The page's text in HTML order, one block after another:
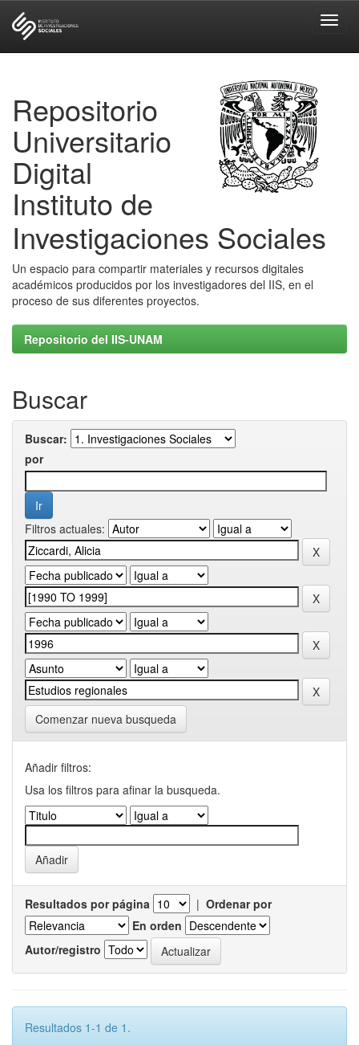
Repositorio
Universitario
Digital
Instituto de
Investigaciones Sociales
Un espacio para compartir materiales y recursos digitales
académicos producidos por los investigadores del IIS, en el
proceso de sus diferentes proyectos.
Repositorio del IIS-UNAM
Buscar
Buscar:
por
Filtros actuales:
Comenzar nueva busqueda
Añadir filtros:
Usa los filtros para afinar la busqueda.
Resultados por página | Ordenar por
En orden
Autor/registro
Resultados 1-1 de 1.